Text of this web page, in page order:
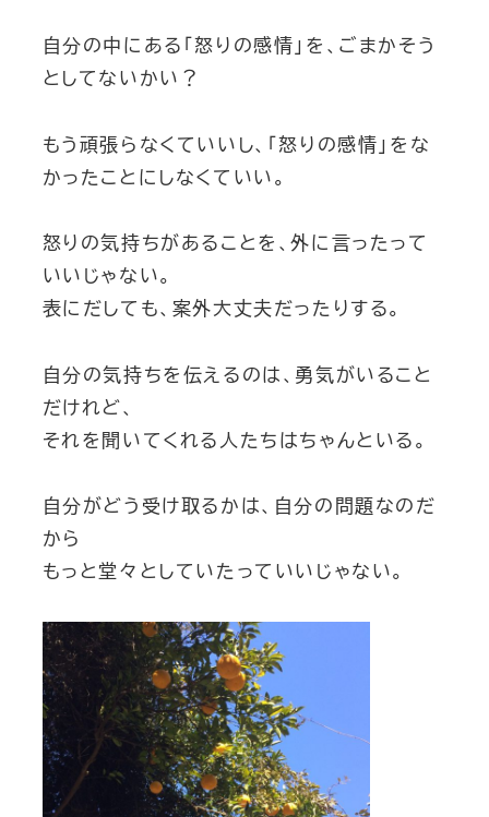
自分の中にある「怒りの感情」を、ごまかそう
としてないかい？
もう頑張らなくていいし、「怒りの感情」をな
かったことにしなくていい。
怒りの気持ちがあることを、外に言ったって
いいじゃない。
表にだしても、案外大丈夫だったりする。
自分の気持ちを伝えるのは、勇気がいること
だけれど、
それを聞いてくれる人たちはちゃんといる。
自分がどう受け取るかは、自分の問題なのだ
から
もっと堂々としていたっていいじゃない。